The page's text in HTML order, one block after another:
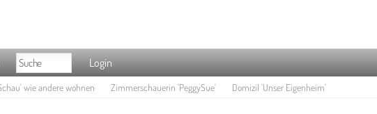
Login
wie andere wohnen Zimmerschauerin 'PeggySue' Domizil 'Unser Eigenheim'